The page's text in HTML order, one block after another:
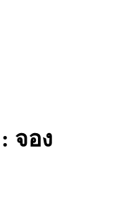
จอง